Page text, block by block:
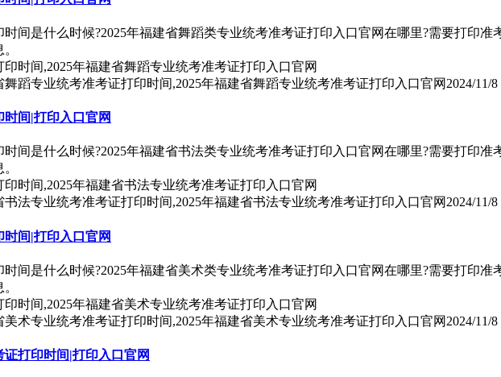
间是什么时候?2025年福建省舞蹈类专业统考准考证打印入口官网在哪里?需要打印
舞蹈专业统考准考证打印时间,2025年福建省舞蹈专业统考准考证打印入口官网 2024/11/8
时间|打印入口官网
间是什么时候?2025年福建省书法类专业统考准考证打印入口官网在哪里?需要打印
书法专业统考准考证打印时间,2025年福建省书法专业统考准考证打印入口官网2024/11/8
时间|打印入口官网
间是什么时候?2025年福建省美术类专业统考准考证打印入口官网在哪里?需要打印
美术专业统考准考证打印时间,2025年福建省美术专业统考准考证打印入口官网 2024/11/8
打印时间|打印入口官网